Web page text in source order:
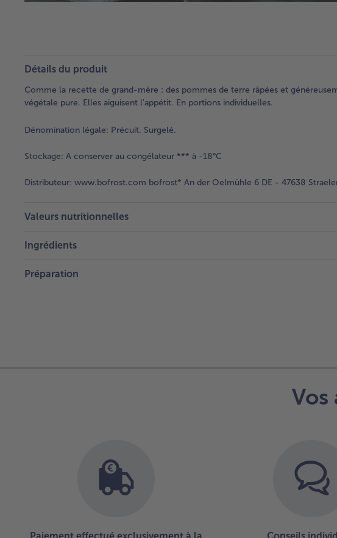
Détails du produit
Comme la recette de grand-mère : des pommes de terre râpées et
végétale pure. Elles aiguisent l'appétit. En portions individuelles.
Dénomination légale: Précuit. Surgelé.
Stockage: A conserver au congélateur *** à -18°C
Distributeur: www.bofrost.com bofrost* An der Oelmühle 6 DE - 47638
Valeurs nutritionnelles
Ingrédients
Préparation
Vos
Paiement effectué exclusivement à la
Conseils